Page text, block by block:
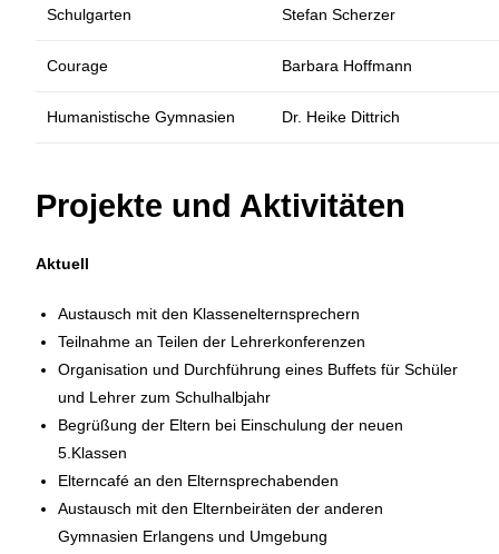
Schulgarten Stefan Scherzer
Courage Barbara Hoffmann
Humanistische Gymnasien Dr. Heike Dittrich
Projekte und Aktivitäten
Aktuell
Austausch mit den Klassenelternsprechern
Teilnahme an Teilen der Lehrerkonferenzen
Organisation und Durchführung eines Buffets für Schüler
und Lehrer zum Schulhalbjahr
Begrüßung der Eltern bei Einschulung der neuen
5.Klassen
Elterncafé an den Elternsprechabenden
Austausch mit den Elternbeiräten der anderen
Gymnasien Erlangens und Umgebung